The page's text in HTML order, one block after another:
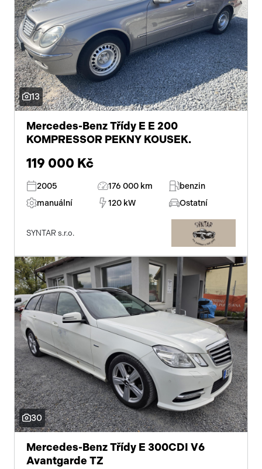
13
Mercedes-Benz Třídy E E 200
KOMPRESSOR PEKNY KOUSEK.
119 000 Kč
2005 176 000 km
benzin
manuální
120 kW Ostatní
SYNTAR s.r.o.
30
Mercedes-Benz Třídy E 300CDI V6
Avantgarde TZ